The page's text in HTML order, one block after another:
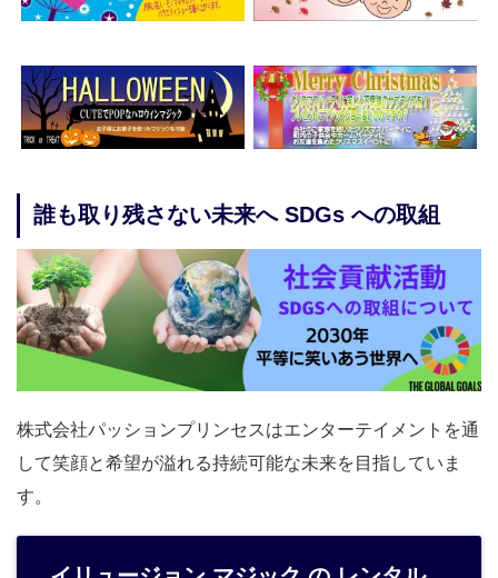
誰も取り残さない未来へ SDGs への取組
株式会社パッションプリンセスはエンターテイメントを通
して笑顔と希望が溢れる持続可能な未来を目指していま
す。